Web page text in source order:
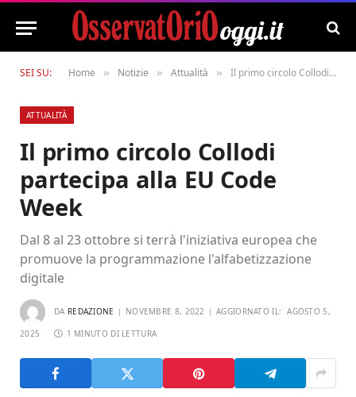
SEI SU: Home » Notizie » Attualità » Il primo circolo Collodi partecipa alla EU Code Week
ATTUALITÀ
Il primo circolo Collodi
partecipa alla EU Code
Week
Dal 8 al 23 ottobre si terrà l'iniziativa europea che
promuove la programmazione l'alfabetizzazione
digitale
DA REDAZIONE NOVEMBRE 8, 2022 AGGIORNATO IL: AGOSTO 5,
2025 1 MINUTO DI LETTURA